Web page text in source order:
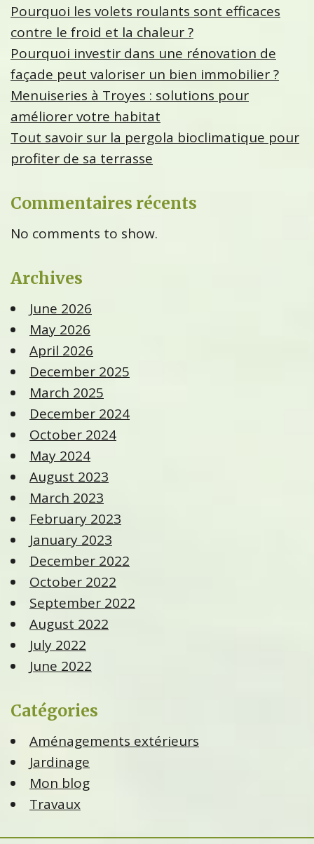
Pourquoi les volets roulants sont efficaces
contre le froid et la chaleur ?
Pourquoi investir dans une rénovation de
façade peut valoriser un bien immobilier ?
Menuiseries à Troyes : solutions pour
améliorer votre habitat
Tout savoir sur la pergola bioclimatique pour
profiter de sa terrasse
Commentaires récents
No comments to show.
Archives
June 2026
May 2026
April 2026
December 2025
March 2025
December 2024
October 2024
May 2024
August 2023
March 2023
February 2023
January 2023
December 2022
October 2022
September 2022
August 2022
July 2022
June 2022
Catégories
Aménagements extérieurs
Jardinage
Mon blog
Travaux